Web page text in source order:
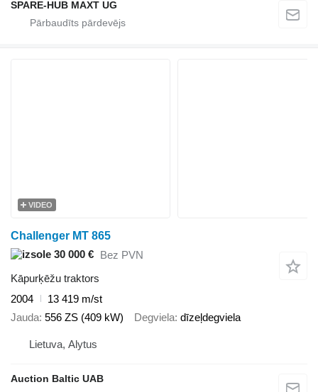
SPARE-HUB MAXT UG
VIDEO
Challenger MT 865
30 000 €
Bez PVN
Kāpurķēžu traktors
2004
13 419 m/st
Jauda 556 ZS (409 kW) Degviela dīzeļdegviela
Lietuva, Alytus
Auction Baltic UAB